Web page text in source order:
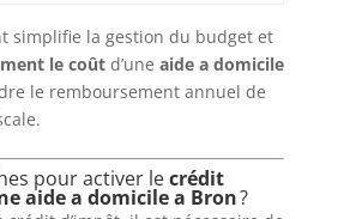
simplifie la gestion du budget et
le coûtd’une aide a domicile
le remboursement annuel de
pour activer lecrédit
aide a domicile a Bron?